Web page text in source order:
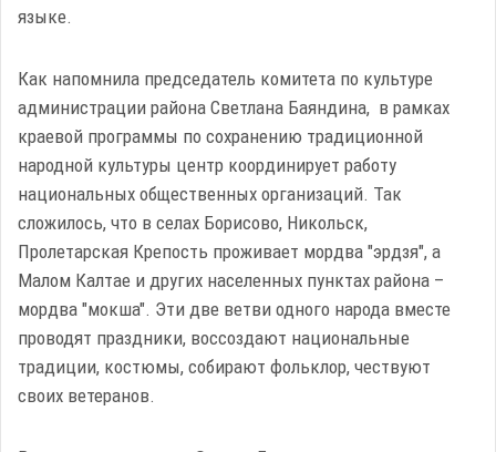
языке.
Как напомнила председатель комитета по культуре
администрации района Светлана Баяндина, в рамках
краевой программы по сохранению традиционной
народной культуры центр координирует работу
национальных общественных организаций. Так
сложилось, что в селах Борисово, Никольск,
Пролетарская Крепость проживает мордва "эрдзя", а
Малом Калтае и других населенных пунктах района –
мордва "мокша". Эти две ветви одного народа вместе
проводят праздники, воссоздают национальные
традиции, костюмы, собирают фольклор, чествуют
своих ветеранов.